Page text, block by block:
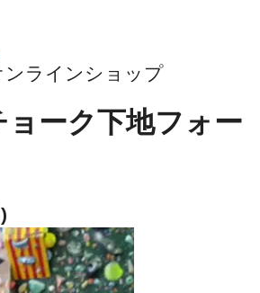
ンラインショップ
ーク下地フォー